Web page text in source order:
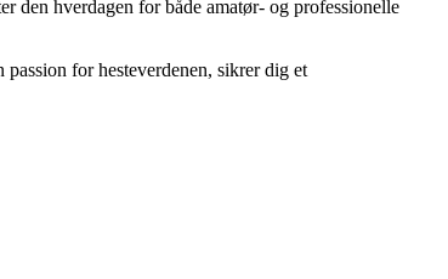
den hverdagen for både amatør- og professionelle
for hesteverdenen, sikrer dig et